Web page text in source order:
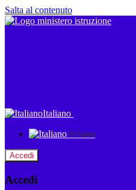
Salta al contenuto
Italiano
Italiano
Accedi
Accedi